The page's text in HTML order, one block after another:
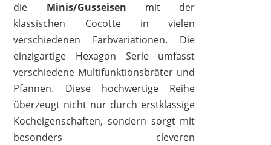
die Minis/Gusseisen mit der
klassischen Cocotte in vielen
verschiedenen Farbvariationen. Die
einzigartige Hexagon Serie umfasst
verschiedene Multifunktionsbräter und
Pfannen. Diese hochwertige Reihe
überzeugt nicht nur durch erstklassige
Kocheigenschaften, sondern sorgt mit
besonders cleveren